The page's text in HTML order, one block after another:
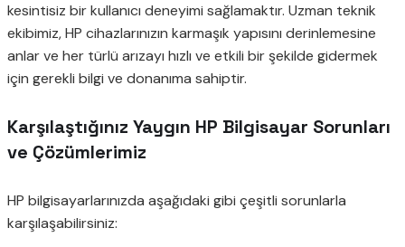
kesintisiz bir kullanıcı deneyimi sağlamaktır. Uzman teknik
ekibimiz, HP cihazlarınızın karmaşık yapısını derinlemesine
anlar ve her türlü arızayı hızlı ve etkili bir şekilde gidermek
için gerekli bilgi ve donanıma sahiptir.
Karşılaştığınız Yaygın HP Bilgisayar Sorunları
ve Çözümlerimiz
HP bilgisayarlarınızda aşağıdaki gibi çeşitli sorunlarla
karşılaşabilirsiniz: